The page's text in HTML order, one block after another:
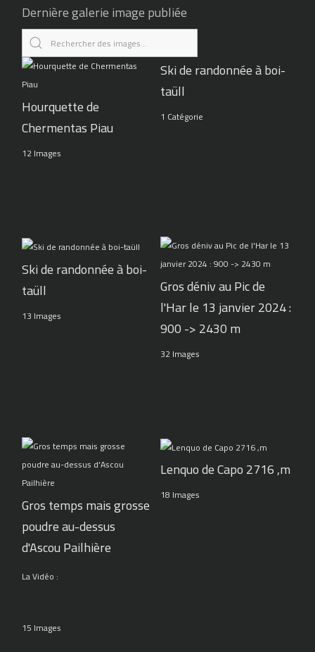
Dernière galerie image publiée
Hourquette de
Chermentas Piau
12 Images
Ski de randonnée à boi-
taüll
1 Catégorie
Ski de randonnée à boi-
taüll
13 Images
Gros déniv au Pic de
l'Har le 13 janvier 2024 :
900 -> 2430 m
32 Images
Gros temps mais grosse
poudre au-dessus
d'Ascou Pailhière
La Vidéo :
15 Images
Lenquo de Capo 2716 ,m
18 Images